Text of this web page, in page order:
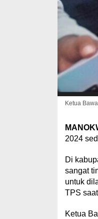
Ketua
2024
Di
sangat
untuk
TPS
Ketua